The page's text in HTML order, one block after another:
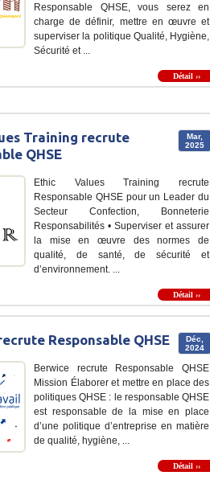
Responsable QHSE, vous serez en
charge de définir, mettre en œuvre et
superviser la politique Qualité, Hygiène,
Sécurité et ...
Détail ››
Mar,
2025
Training recrute
QHSE
Ethic Values Training recrute
Responsable QHSE pour un Leader du
Secteur Confection, Bonneterie
Responsabilités • Superviser et assurer
la mise en œuvre des normes de
qualité, de santé, de sécurité et
d’environnement. ...
Détail ››
Déc,
2024
Responsable QHSE
Berwice recrute Responsable QHSE
Mission Élaborer et mettre en place des
politiques QHSE : le responsable QHSE
est responsable de la mise en place
d’une politique d’entreprise en matière
de qualité, hygiène, ...
Détail ››